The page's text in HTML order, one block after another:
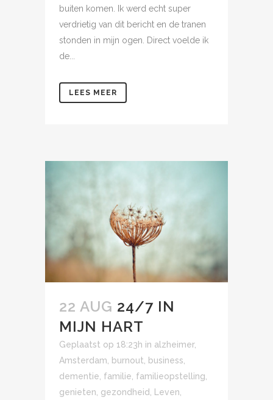
buiten komen. Ik werd echt super
verdrietig van dit bericht en de tranen
stonden in mijn ogen. Direct voelde ik
de...
LEES MEER
22 AUG 24/7 IN
MIJN HART
Geplaatst op 18:23h in alzheimer,
Amsterdam
burnout business
dementie familie familieopstelling
genieten gezondheid Leven